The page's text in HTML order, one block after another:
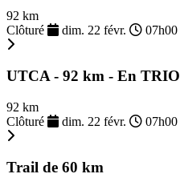
92 km
Clôturé
dim. 22 févr. 07h00
UTCA - 92 km - En TRIO
92 km
Clôturé
dim. 22 févr. 07h00
Trail de 60 km